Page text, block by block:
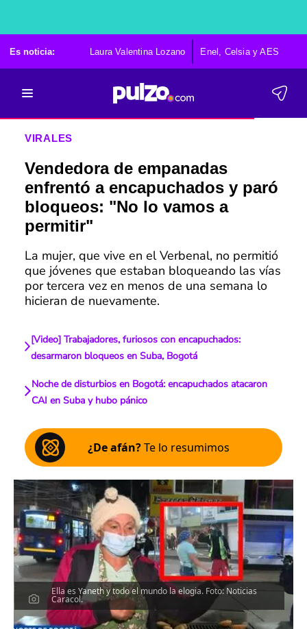
Es noticia: Laura Valentina Lozano Enel, Celsia y AES
VIRALES
Vendedora de empanadas
enfrentó a encapuchados y paró
bloqueos: "No lo vamos a
permitir"
La mujer, que vive en el Verbenal, no permitió
que jóvenes que estaban bloqueando las vías
por tercera vez en menos de una semana lo
hicieran de nuevamente.
[Video] Trabajadores, furiosos con encapuchados:
desarmaron bloqueos en Suba, Bogotá
Noche de disturbios en Bogotá: encapuchados atacaron
CAI en Suba y hubo pánico
¿De afán?Te lo resumimos
Ella es Yaneth y todo el mundo la elogia. Foto: Noticias
Caracol.
Escucha el artículo